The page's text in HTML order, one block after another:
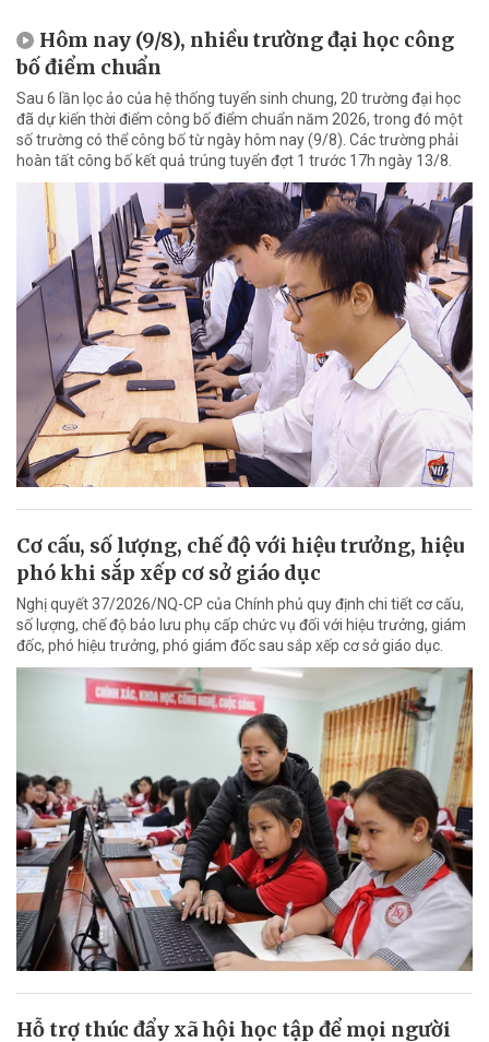
Hôm nay (9/8), nhiều trường đại học công
bố điểm chuẩn
Sau 6 lần lọc ảo của hệ thống tuyển sinh chung, 20 trường đại học
đã dự kiến thời điểm công bố điểm chuẩn năm 2026, trong đó một
số trường có thể công bố từ ngày hôm nay (9/8). Các trường phải
hoàn tất công bố kết quả trúng tuyển đợt 1 trước 17h ngày 13/8.
Cơ cấu, số lượng, chế độ với hiệu trưởng, hiệu
phó khi sắp xếp cơ sở giáo dục
Nghị quyết 37/2026/NQ-CP của Chính phủ quy định chi tiết cơ cấu,
số lượng, chế độ bảo lưu phụ cấp chức vụ đối với hiệu trưởng, giám
đốc, phó hiệu trưởng, phó giám đốc sau sắp xếp cơ sở giáo dục.
Hỗ trợ thúc đẩy xã hội học tập để mọi người